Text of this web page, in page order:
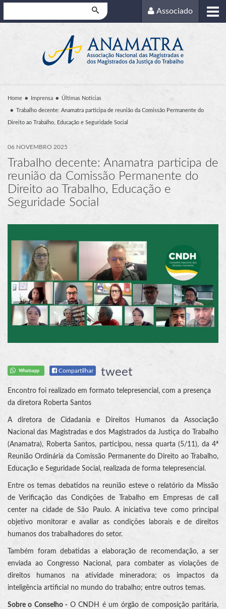
Associado
Home Imprensa Últimas Notícias
Trabalho decente: Anamatra participa de reunião da Comissão Permanente do
Direito ao Trabalho, Educação e Seguridade Social
06 NOVEMBRO 2025
Trabalho decente: Anamatra participa de
reunião da Comissão Permanente do
Direito ao Trabalho, Educação e
Seguridade Social
Whatsapp Compartilhar tweet
Encontro foi realizado em formato telepresencial, com a presença
da diretora Roberta Santos
A diretora de Cidadania e Direitos Humanos da Associação
Nacional das Magistradas e dos Magistrados da Justiça do Trabalho
(Anamatra), Roberta Santos, participou, nessa quarta (5/11), da 4ª
Reunião Ordinária da Comissão Permanente do Direito ao Trabalho,
Educação e Seguridade Social, realizada de forma telepresencial.
Entre os temas debatidos na reunião esteve o relatório da Missão
de Verificação das Condições de Trabalho em Empresas de call
center na cidade de São Paulo. A iniciativa teve como principal
objetivo monitorar e avaliar as condições laborais e de direitos
humanos dos trabalhadores do setor.
Também foram debatidas a elaboração de recomendação, a ser
enviada ao Congresso Nacional, para combater as violações de
direitos humanos na atividade mineradora; os impactos da
inteligência artificial no mundo do trabalho; entre outros temas.
Sobre o Conselho -O CNDH é um órgão de composição paritária,